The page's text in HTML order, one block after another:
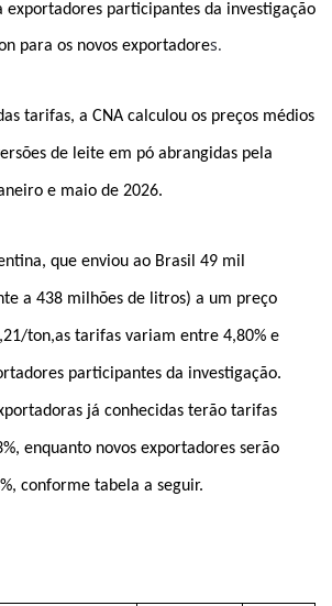
exportadores participantes da investigação
para os novos exportadores.
tarifas, a CNA calculou os preços médios
de leite em pó abrangidas pela
e maio de 2026.
que enviou ao Brasil 49 mil
a 438 milhões de litros) a um preço
ton,as tarifas variam entre 4,80% e
participantes da investigação.
já conhecidas terão tarifas
enquanto novos exportadores serão
conforme tabela a seguir.